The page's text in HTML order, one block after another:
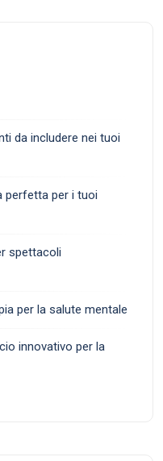
da includere nei tuoi
perfetta per i tuoi
spettacoli
per la salute mentale
innovativo per la